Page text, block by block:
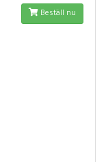
Beställ nu